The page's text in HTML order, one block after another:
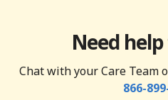
Need
Chat with your Care Team
866-